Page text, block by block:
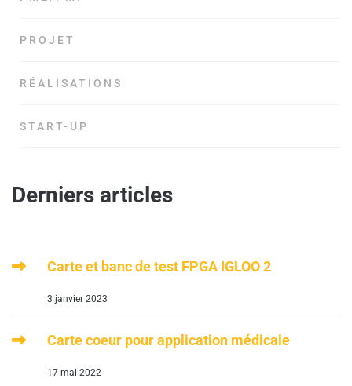
PROJET
RÉALISATIONS
START-UP
Derniers articles
Carte et banc de test FPGA IGLOO 2
3 janvier 2023
Carte coeur pour application médicale
17 mai 2022